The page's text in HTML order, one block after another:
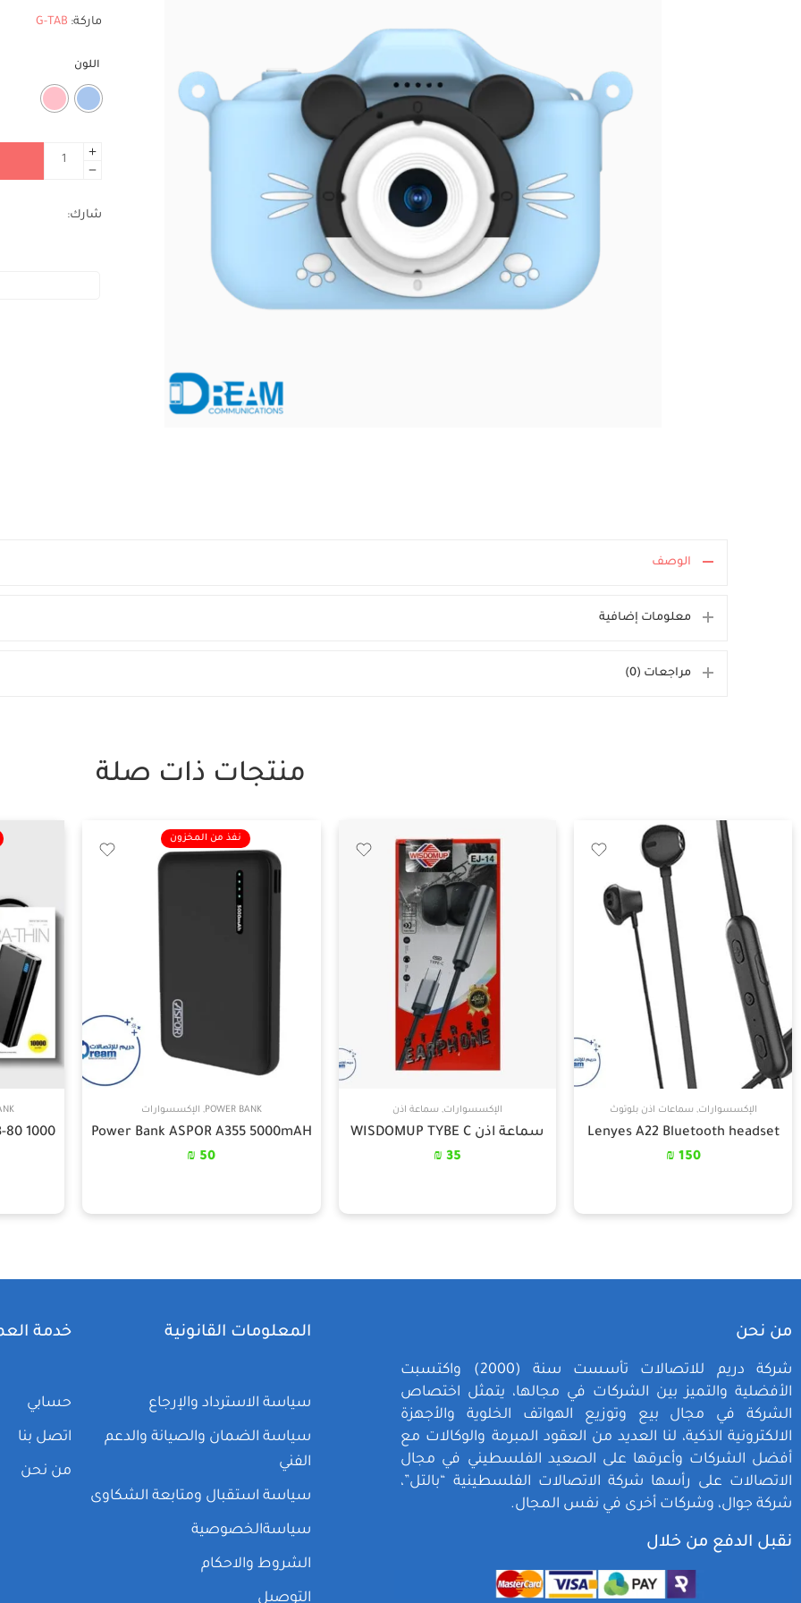
ماركة: G-TAB
اللون
شارك:
الوصف
معلومات إضافية
مراجعات (0)
منتجات ذات صلة
الإكسسوارات, سماعات اذن بلوتوث
Lenyes A22 Bluetooth headset
150
₪
الإكسسوارات, سماعة اذن
سماعة اذن WISDOMUP TYBE C
35
₪
نفذ من المخزون
POWER BANK
, الإكسسوارات
Power Bank ASPOR A355 5000mAH
50
₪
80 1000
من نحن
شركة دريم للاتصالات تأسست سنة (2000) واكتسبت
الأفضلية والتميز بين الشركات في مجالها، يتمثل اختصاص
الشركة في مجال بيع وتوزيع الهواتف الخلوية والأجهزة
الالكترونية الذكية، لنا العديد من العقود المبرمة والوكالات مع
أفضل الشركات وأعرقها على الصعيد الفلسطيني في مجال
الاتصالات على رأسها شركة الاتصالات الفلسطينية “بالتل”،
شركة جوال، وشركات أخرى في نفس المجال.
نقبل الدفع من خلال
المعلومات القانونية
سياسة الاسترداد والإرجاع
سياسة الضمان والصيانة والدعم
الفني
سياسة استقبال ومتابعة الشكاوى
سياسةالخصوصية
الشروط والاحكام
التوصيل
خدمة
حسابي
اتصل بنا
من نحن